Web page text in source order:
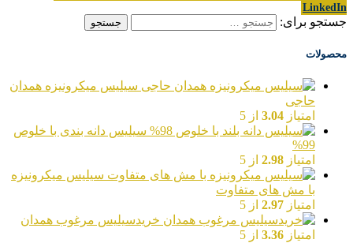
LinkedIn
جستجو برای:
محصولات
سیلیس میکرونیزه همدان
حاجی
امتیاز 3.04 از 5
سیلیس دانه بندی با خلوص
99%
امتیاز 2.98 از 5
سیلیس میکرونیزه
با مش های متفاوت
امتیاز 2.97 از 5
خریدسیلیس مرغوب همدان
امتیاز 3.36 از 5